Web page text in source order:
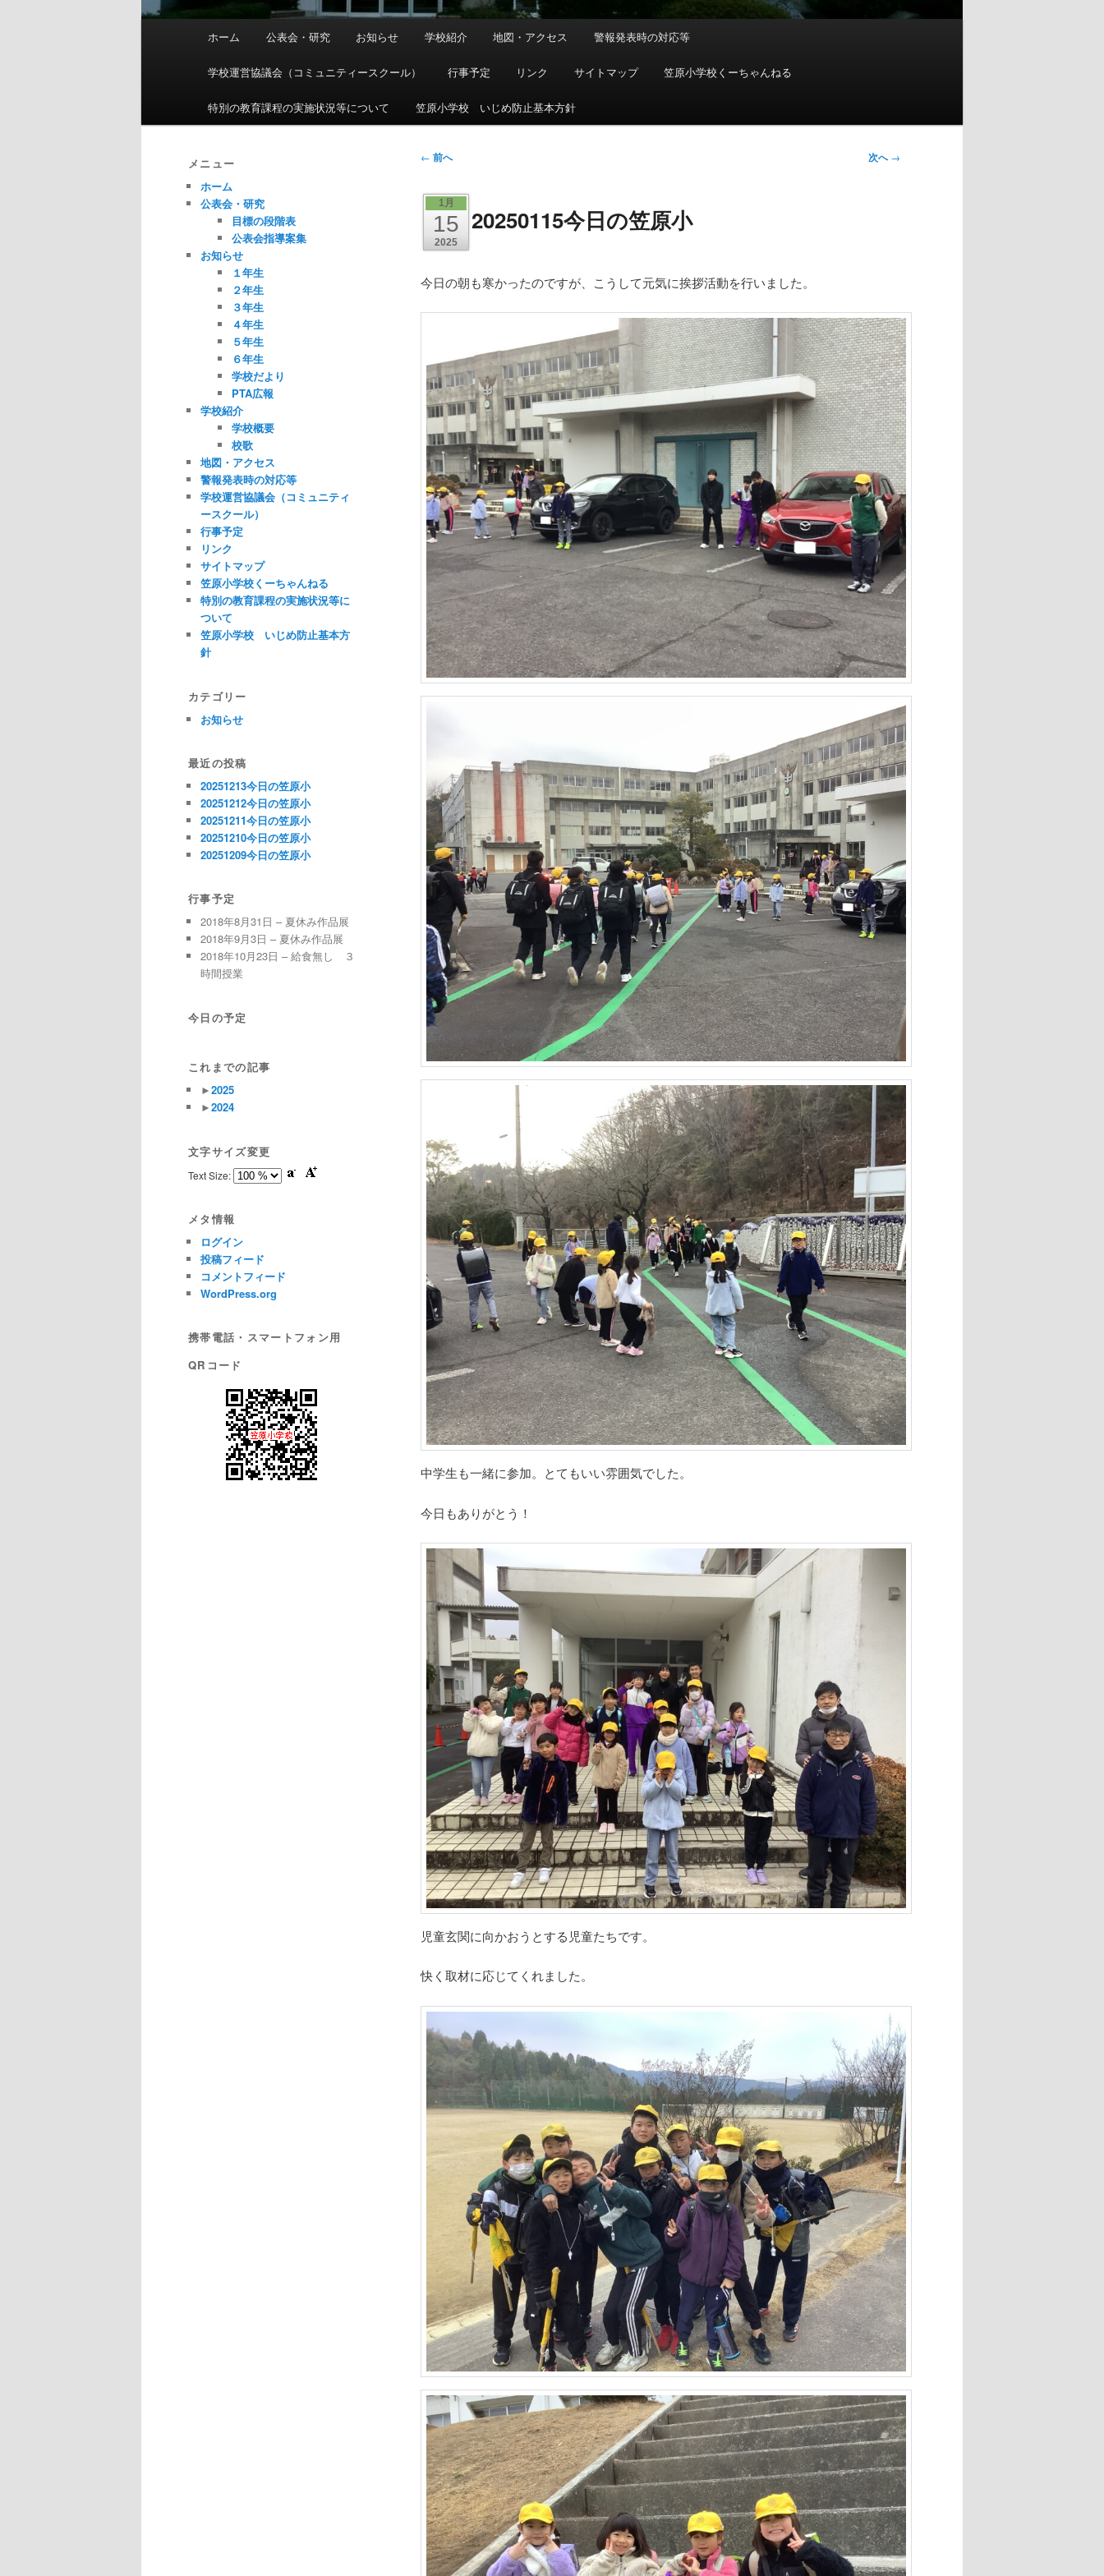
ュ
ホーム 公表会・研究 お知らせ 学校紹介 地図・アクセス 警報発表時の対応等
学校運営協議会（コミュニティースクール） 行事予定 リンク サイトマップ 笠原小学校くーちゃんねる
特別の教育課程の実施状況等について 笠原小学校 いじめ防止基本方針
投
ナ
ビ
ー
シ
ョ
ン
← 前へ 次へ→
1月
15
2025
20250115今日の笠原小
今日の朝も寒かったのですが、こうして元気に挨拶活動を行いました。
中学生も一緒に参加。とてもいい雰囲気でした。
今日もありがとう！
児童玄関に向かおうとする児童たちです。
快く取材に応じてくれました。
メニュー
ホーム
公表会・研究
目標の段階表
公表会指導案集
お知らせ
１年生
２年生
３年生
４年生
５年生
６年生
学校だより
PTA広報
学校紹介
学校概要
校歌
地図・アクセス
警報発表時の対応等
学校運営協議会（コミュニティ
ースクール）
行事予定
リンク
サイトマップ
笠原小学校くーちゃんねる
特別の教育課程の実施状況等に
ついて
笠原小学校 いじめ防止基本方
針
カテゴリー
お知らせ
最近の投稿
20251213今日の笠原小
20251212今日の笠原小
20251211今日の笠原小
20251210今日の笠原小
20251209今日の笠原小
行事予定
2018年8月31日 – 夏休み作品展
2018年9月3日 – 夏休み作品展
2018年10月23日 – 給食無し ３
時間授業
今日の予定
これまでの記事
►2025
►2024
文字サイズ変更
Text Size:
メタ情報
ログイン
投稿フィード
コメントフィード
WordPress.org
携帯電話・スマートフォン用
QRコード